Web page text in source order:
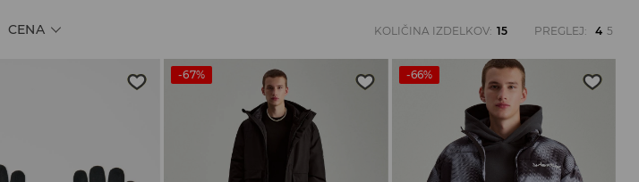
CENA KOLIČINA IZDELKOV: 15 PREGLEJ: 4 5
-67% -66%